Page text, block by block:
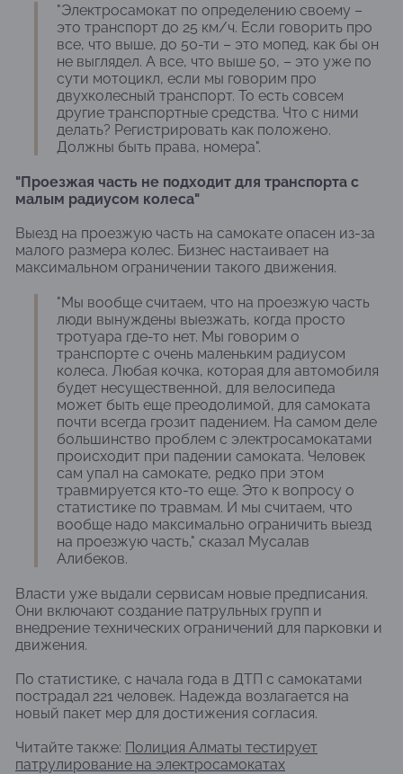
"Электросамокат по определению своему –
это транспорт до 25 км/ч. Если говорить про
все, что выше, до 50-ти – это мопед, как бы он
не выглядел. А все, что выше 50, – это уже по
сути мотоцикл, если мы говорим про
двухколесный транспорт. То есть совсем
другие транспортные средства. Что с ними
делать? Регистрировать как положено.
Должны быть права, номера".
"Проезжая часть не подходит для транспорта с
малым радиусом колеса"
Выезд на проезжую часть на самокате опасен из-за
малого размера колес. Бизнес настаивает на
максимальном ограничении такого движения.
"Мы вообще считаем, что на проезжую часть
люди вынуждены выезжать, когда просто
тротуара где-то нет. Мы говорим о
транспорте с очень маленьким радиусом
колеса. Любая кочка, которая для автомобиля
будет несущественной, для велосипеда
может быть еще преодолимой, для самоката
почти всегда грозит падением. На самом деле
большинство проблем с электросамокатами
происходит при падении самоката. Человек
сам упал на самокате, редко при этом
травмируется кто-то еще. Это к вопросу о
статистике по травмам. И мы считаем, что
вообще надо максимально ограничить выезд
на проезжую часть," сказал Мусалав
Алибеков.
Власти уже выдали сервисам новые предписания.
Они включают создание патрульных групп и
внедрение технических ограничений для парковки и
движения.
По статистике, с начала года в ДТП с самокатами
пострадал 221 человек. Надежда возлагается на
новый пакет мер для достижения согласия.
Читайте также: Полиция Алматы тестирует
патрулирование на электросамокатах